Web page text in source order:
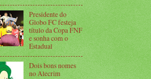
Presidente do
Globo FC festeja
título da Copa FNF
e sonha com o
Estadual
Dois bons nomes
no Alecrim